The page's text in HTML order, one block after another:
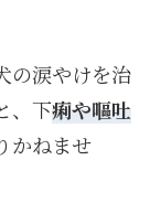
の涙やけを治
、下痢や嘔吐
かねませ